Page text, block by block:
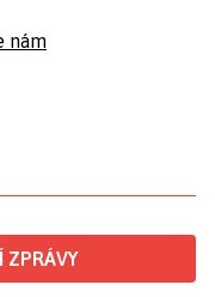
nám
ZPRÁVY